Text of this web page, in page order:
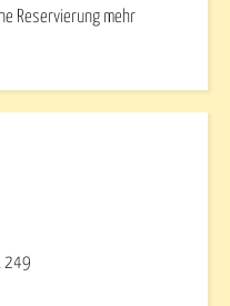
249
Reservierung mehr